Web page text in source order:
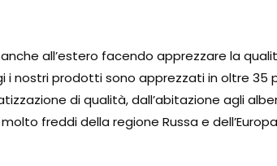
all’estero facendo apprezzare la
nostri prodotti sono apprezzati in oltre 35
di qualità, dall’abitazione agli
freddi della regione Russa e